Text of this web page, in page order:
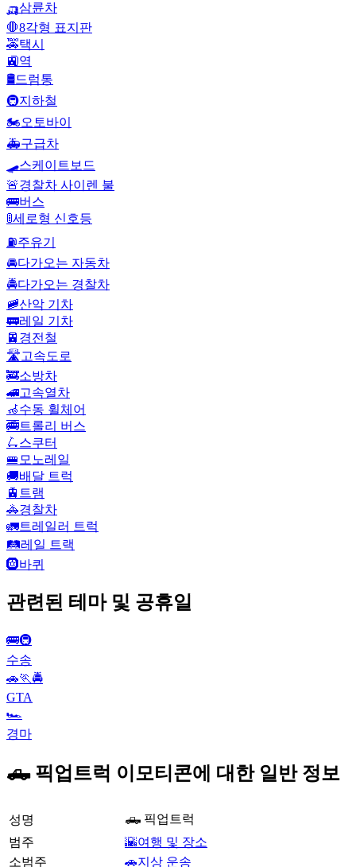
🛺삼륜차
🛑8각형 표지판
🚕택시
🚉역
🛢️드럼통
🚇지하철
🏍️오토바이
🚑구급차
🛹스케이트보드
🚨경찰차 사이렌 불
🚌버스
🚦세로형 신호등
⛽주유기
🚘다가오는 자동차
🚔다가오는 경찰차
🚞산악 기차
🚃레일 기차
🚈 경전철
🛣️고속도로
🚒소방차
🚄고속열차
🦽수동 휠체어
🚎트롤리 버스
🛴스쿠터
🚝 모노레일
🚚배달 트럭
🚊 트램
🚓경찰차
🚛트레일러 트럭
🛤️레일 트랙
🛞바퀴
관련된 테마 및 공휴일
🚌🚇
수송
🚗🏃🚔
GTA
🏎
경마
🛻 픽업트럭 이모티콘에 대한 일반 정보
성명
🛻 픽업트럭
범주
🌇여행 및 장소
소범주
🚗지상 운송